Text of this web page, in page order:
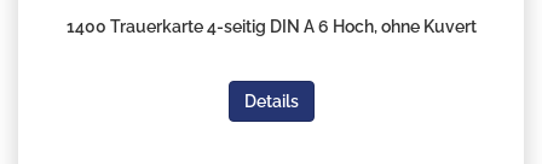
1400 Trauerkarte 4-seitig DIN A 6 Hoch, ohne Kuvert
Details